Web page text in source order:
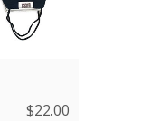
$22.00